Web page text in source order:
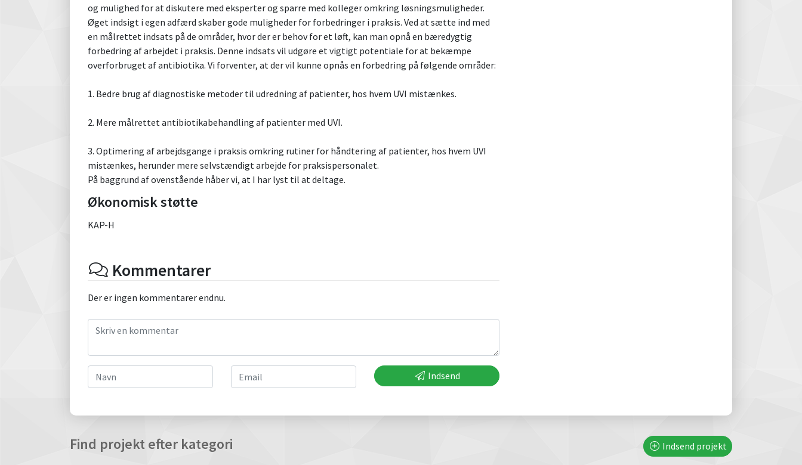
og mulighed for at diskutere med eksperter og sparre med kolleger omkring løsningsmuligheder.
Øget indsigt i egen adfærd skaber gode muligheder for forbedringer i praksis. Ved at sætte ind med
en målrettet indsats på de områder, hvor der er behov for et løft, kan man opnå en bæredygtig
forbedring af arbejdet i praksis. Denne indsats vil udgøre et vigtigt potentiale for at bekæmpe
overforbruget af antibiotika. Vi forventer, at der vil kunne opnås en forbedring på følgende områder:
1. Bedre brug af diagnostiske metoder til udredning af patienter, hos hvem UVI mistænkes.
2. Mere målrettet antibiotikabehandling af patienter med UVI.
3. Optimering af arbejdsgange i praksis omkring rutiner for håndtering af patienter, hos hvem UVI
mistænkes, herunder mere selvstændigt arbejde for praksispersonalet.
På baggrund af ovenstående håber vi, at I har lyst til at deltage.
Økonomisk støtte
KAP-H
Kommentarer
Der er ingen kommentarer endnu.
Indsend
Find projekt efter kategori Indsend projekt